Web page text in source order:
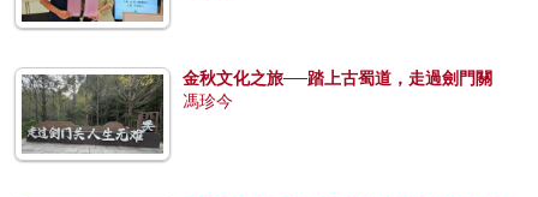
金秋文化之旅──踏上古蜀道，走過劍門關
馮珍今